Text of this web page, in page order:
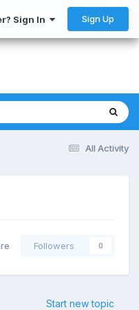
Sign In Sign Up
All Activity
Followers 0
Start new topic